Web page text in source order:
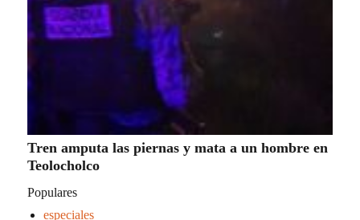
Tren amputa las piernas y mata a un hombre en
Teolocholco
Populares
especiales